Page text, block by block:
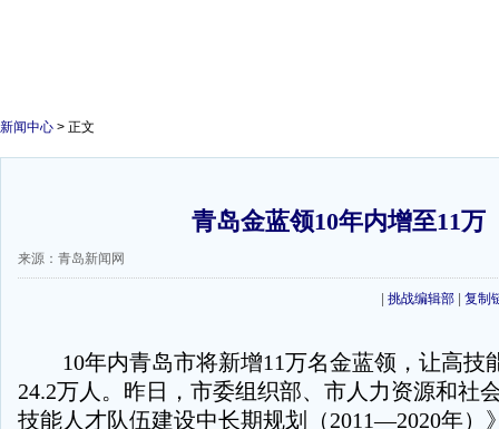
新闻中心 > 正文
青岛金蓝领10年内增至11万
来源：青岛新闻网
挑战编辑部 复制
10年内青岛市将新增11万名金蓝领，让高技
24.2万人。昨日，市委组织部、市人力资源和社
技能人才队伍建设中长期规划（2011—2020年）